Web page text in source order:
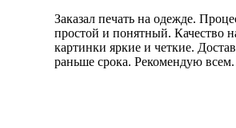
Заказал печать на одежде.
простой и понятный. Качество
картинки яркие и четкие.
раньше срока. Рекомендую всем.